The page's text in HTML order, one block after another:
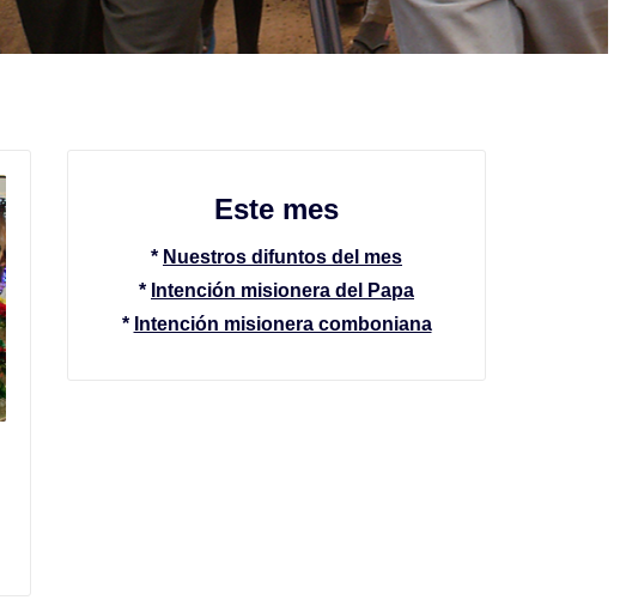
Este mes
* Nuestros difuntos del mes
* Intención misionera del Papa
* Intención misionera comboniana